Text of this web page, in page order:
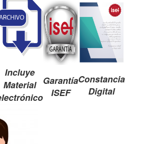
Incluye
Material Garantía
ISEF
Constancia
Digital